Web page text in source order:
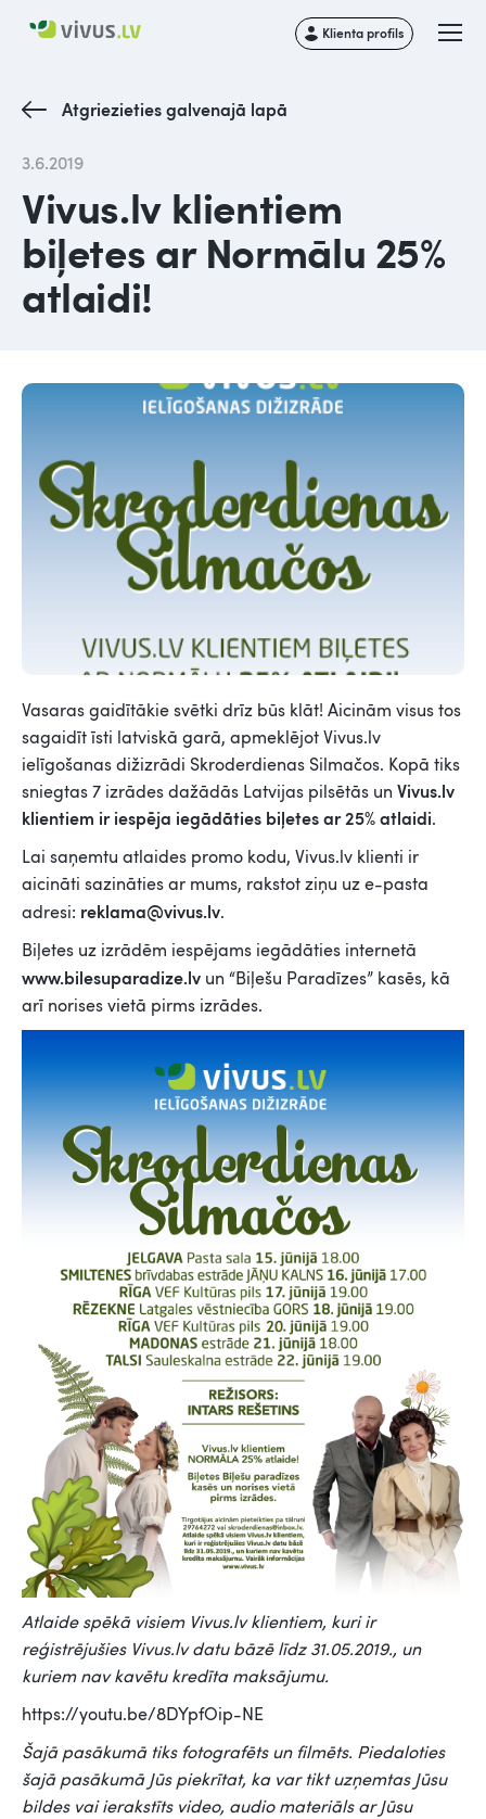
Klienta profils
Atgriezieties galvenajā lapā
3.6.2019
Vivus.lv klientiem
biļetes ar Normālu 25%
atlaidi!
Vasaras gaidītākie svētki drīz būs klāt! Aicinām visus tos
sagaidīt īsti latviskā garā, apmeklējot Vivus.lv
ielīgošanas dižizrādi Skroderdienas Silmačos. Kopā tiks
sniegtas 7 izrādes dažādās Latvijas pilsētās un Vivus.lv
klientiem ir iespēja iegādāties biļetes ar 25% atlaidi.
Lai saņemtu atlaides promo kodu, Vivus.lv klienti ir
aicināti sazināties ar mums, rakstot ziņu uz e-pasta
adresi: reklama@vivus.lv.
Biļetes uz izrādēm iespējams iegādāties internetā
www.bilesuparadize.lv un “Biļešu Paradīzes” kasēs, kā
arī norises vietā pirms izrādes.
Atlaide spēkā visiem Vivus.lv klientiem, kuri ir
reģistrējušies Vivus.lv datu bāzē līdz 31.05.2019., un
kuriem nav kavētu kredīta maksājumu.
https://youtu.be/8DYpfOip-NE
Šajā pasākumā tiks fotografēts un filmēts. Piedaloties
šajā pasākumā Jūs piekrītat, ka var tikt uzņemtas Jūsu
bildes vai ierakstīts video, audio materiāls ar Jūsu